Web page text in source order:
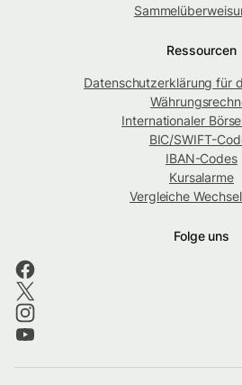
Ressourcen
Datenschutzerklärung für
Internationaler
BIC/SWIFT-
IBAN-Codes
Kursalarme
Vergleiche
Folge uns